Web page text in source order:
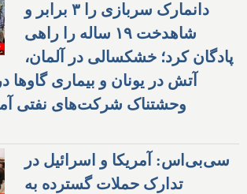
دانمارک سربازی را ۳ برابر و
شاهدخت ۱۹ ساله را راهی
پادگان کرد؛ خشکسالی در آلمان،
آتش در یونان و بیماری
وحشتناک شرکت‌های نفتی
سی‌بی‌اس: آمریکا و اسرائیل در
تدارک حملات گسترده به